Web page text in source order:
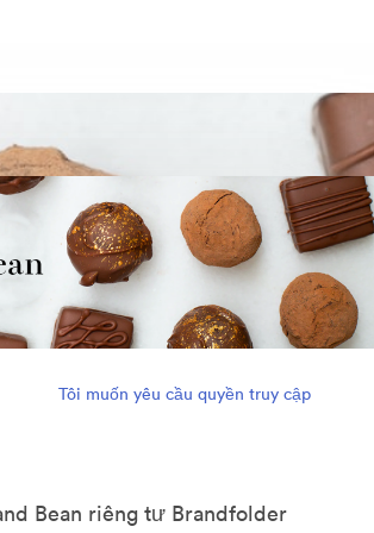
Tôi muốn yêu cầu quyền truy cập
Bean riêng tư Brandfolder